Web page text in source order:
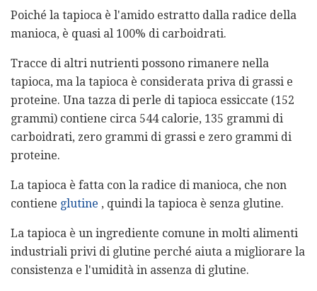
Poiché la tapioca è l'amido estratto dalla radice della
manioca, è quasi al 100% di carboidrati.
Tracce di altri nutrienti possono rimanere nella
tapioca, ma la tapioca è considerata priva di grassi e
proteine. Una tazza di perle di tapioca essiccate (152
grammi) contiene circa 544 calorie, 135 grammi di
carboidrati, zero grammi di grassi e zero grammi di
proteine.
La tapioca è fatta con la radice di manioca, che non
contiene glutine , quindi la tapioca è senza glutine.
La tapioca è un ingrediente comune in molti alimenti
industriali privi di glutine perché aiuta a migliorare la
consistenza e l'umidità in assenza di glutine.